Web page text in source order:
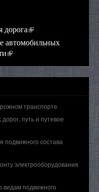
дорога(внешняя ссылка)
автомобильных
(внешняя ссылка)
транспорте
путь и путевое
подвижного состава
электрооборудования
подвижного